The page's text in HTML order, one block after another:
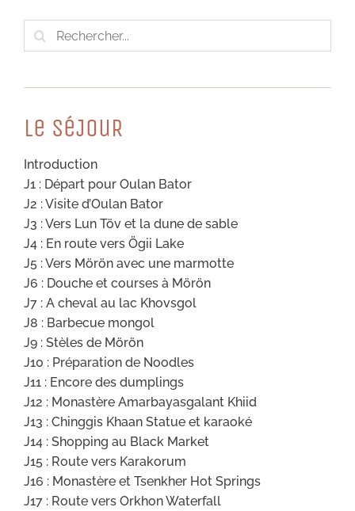
Rechercher:
Le SéJouR
Introduction
J1 : Départ pour Oulan Bator
J2 : Visite d’Oulan Bator
J3 : Vers Lun Töv et la dune de sable
J4 : En route vers Ögii Lake
J5 : Vers Mörön avec une marmotte
J6 : Douche et courses à Mörön
J7 : A cheval au lac Khovsgol
J8 : Barbecue mongol
J9 : Stèles de Mörön
J10 : Préparation de Noodles
J11 : Encore des dumplings
J12 : Monastère Amarbayasgalant Khiid
J13 : Chinggis Khaan Statue et karaoké
J14 : Shopping au Black Market
J15 : Route vers Karakorum
J16 : Monastère et Tsenkher Hot Springs
J17 : Route vers Orkhon Waterfall